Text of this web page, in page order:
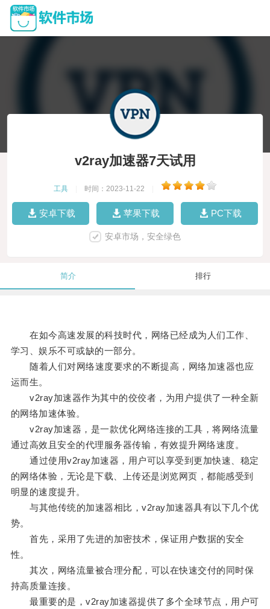
v2ray加速器7天试用
工具 时间：2023-11-22
安卓下载 苹果下载 PC下载
安卓市场，安全绿色
简介 排行
在如今高速发展的科技时代，网络已经成为人们工作、
学习、娱乐不可或缺的一部分。
随着人们对网络速度要求的不断提高，网络加速器也应
运而生。
v2ray加速器作为其中的佼佼者，为用户提供了一种全新
的网络加速体验。
v2ray加速器，是一款优化网络连接的工具，将网络流量
通过高效且安全的代理服务器传输，有效提升网络速度。
通过使用v2ray加速器，用户可以享受到更加快速、稳定
的网络体验，无论是下载、上传还是浏览网页，都能感受到
明显的速度提升。
与其他传统的加速器相比，v2ray加速器具有以下几个优
势。
首先，采用了先进的加密技术，保证用户数据的安全
性。
其次，网络流量被合理分配，可以在快速交付的同时保
持高质量连接。
最重要的是，v2ray加速器提供了多个全球节点，用户可